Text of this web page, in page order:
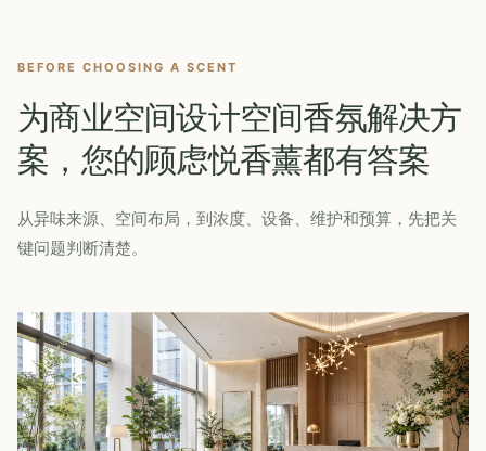
BEFORE CHOOSING A SCENT
为商业空间设计空间香氛解决方
案，您的顾虑悦香薰都有答案
从异味来源、空间布局，到浓度、设备、维护和预算，先把关
键问题判断清楚。